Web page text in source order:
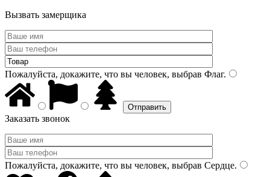
Вызвать замерщика
Пожалуйста, докажите, что вы человек, выбрав Флаг.
Заказать звонок
Пожалуйста, докажите, что вы человек, выбрав Сердце.